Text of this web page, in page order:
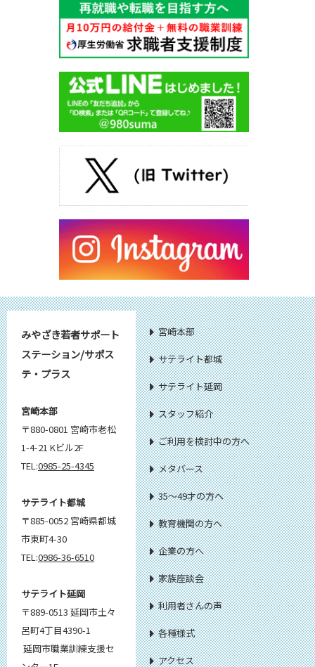
みやざき若者サポート
ステーション/サポス
テ・プラス
宮崎本部
〒880-0801 宮崎市老松
1-4-21 Kビル2F
TEL:0985-25-4345
サテライト都城
〒885-0052 宮崎県都城
市東町4-30
TEL:0986-36-6510
サテライト延岡
〒889-0513 延岡市土々
呂町4丁目4390-1
延岡市職業訓練支援セ
宮崎本部
サテライト都城
サテライト延岡
スタッフ紹介
ご利用を検討中の方へ
メタバース
35～49才の方へ
教育機関の方へ
企業の方へ
家族座談会
利用者さんの声
各種様式
アクセス